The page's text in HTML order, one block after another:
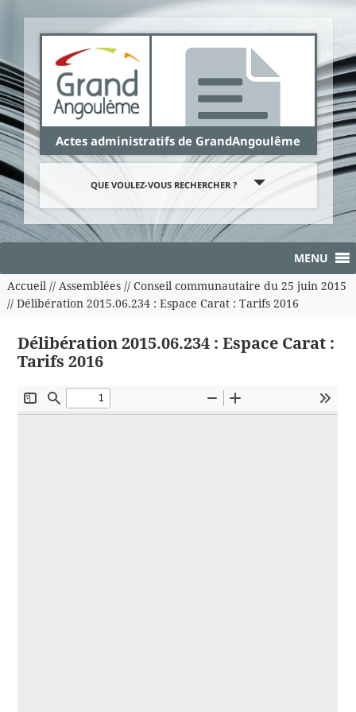
Actes administratifs de GrandAngoulême
QUE VOULEZ-VOUS RECHERCHER ?
MENU
Accueil// Assemblées// Conseil communautaire du 25 juin 2015
// Délibération 2015.06.234 : Espace Carat : Tarifs 2016
Délibération 2015.06.234 : Espace Carat :
Tarifs 2016
Panneau de gestion des cookies